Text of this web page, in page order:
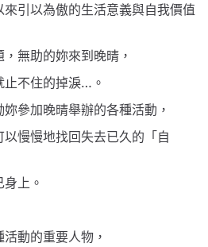
引以為傲的生活意義與自我價值
無助的妳來到晚晴，
不住的掉淚…。
參加晚晴舉辦的各種活動，
慢慢地找回失去已久的「自
上。
動的重要人物，